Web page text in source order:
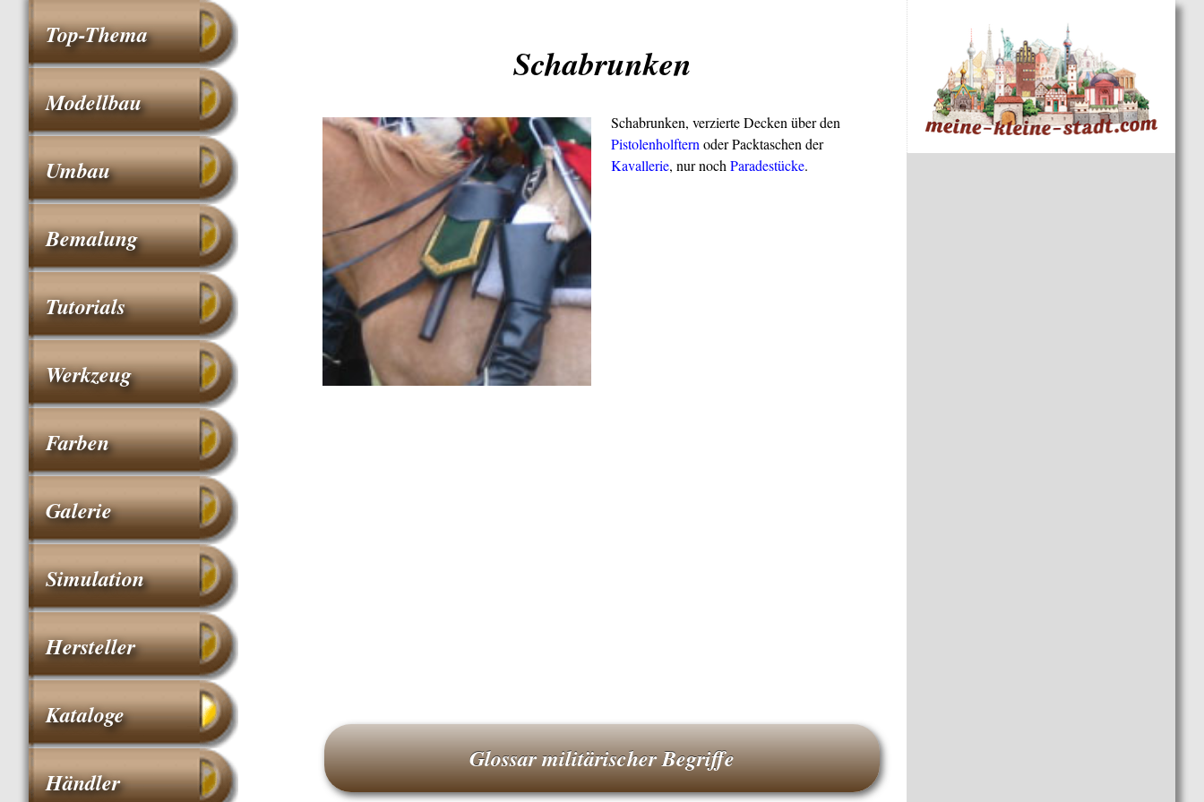
Schabrunken
Schabrunken, verzierte Decken über den
Pistolenholftern oder Packtaschen der
Kavallerie, nur noch Paradestücke.
Glossar militärischer Begriffe
Top-Thema
Modellbau
Umbau
Bemalung
Tutorials
Werkzeug
Farben
Galerie
Simulation
Hersteller
Kataloge
Händler